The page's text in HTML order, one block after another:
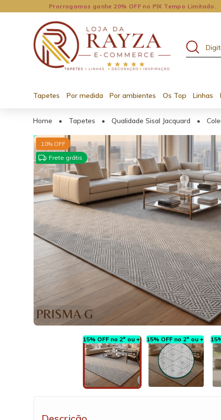
Prorrogamos ganhe 20% OFF no PIX Tempo Limitado.
Tapetes Por medida Por ambientes Os Top Linhas
Home • Tapetes • Qualidade Sisal Jacquard •
10% OFF
Frete grátis
15% OFF no 2º ou +
15% OFF no 2º ou + 15% OFF no 2º ou +